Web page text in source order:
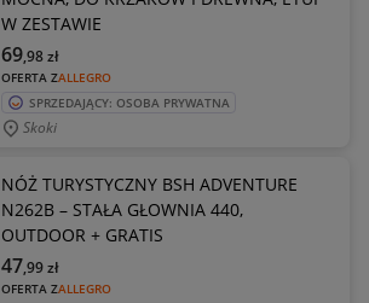
W ZESTAWIE
OFERTA ZALLEGRO
69,98zł
SPRZEDAJĄCY: OSOBA PRYWATNA
Skoki
NÓŻ TURYSTYCZNY BSH ADVENTURE
N262B – STAŁA GŁOWNIA 440,
OUTDOOR + GRATIS
OFERTA ZALLEGRO
47,99zł